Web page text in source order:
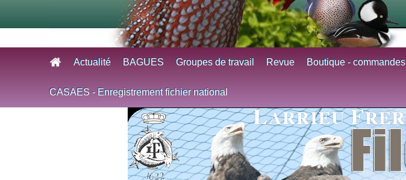
Actualité BAGUES Groupes de travail Revue Boutique - commandes
CASAES - Enregistrement fichier national